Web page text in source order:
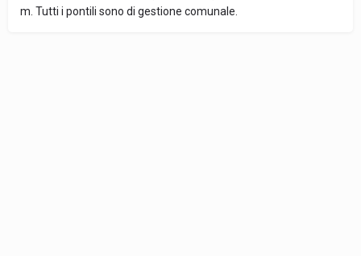
m. Tutti i pontili sono di gestione comunale.